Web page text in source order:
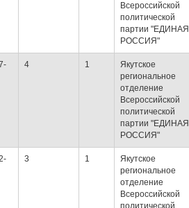
Всероссийской
политической
партии "ЕДИНАЯ
РОССИЯ"
4 1
Якутское
региональное
отделение
Всероссийской
политической
партии "ЕДИНАЯ
РОССИЯ"
3 1
Якутское
региональное
отделение
Всероссийской
политической